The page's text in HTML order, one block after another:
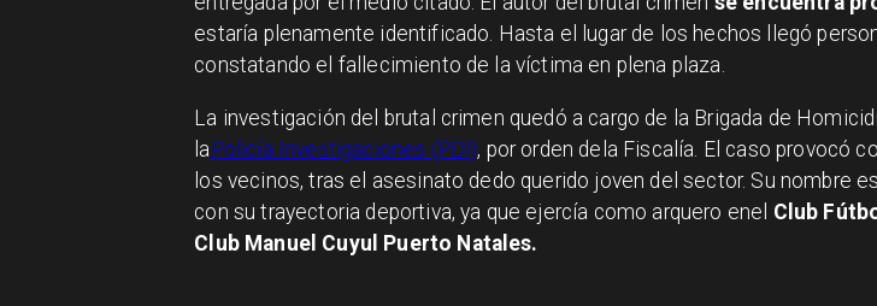
estaría plenamente identificado. Hasta el lugar de los hechos llegó
constatando el fallecimiento de la víctima en plena plaza.
La investigación del brutal crimen quedó a cargo de la Brigada de
la Policía Investigaciones (PDI), por orden dela Fiscalía. El caso provocó
los vecinos, tras el asesinato dedo querido joven del sector. Su nombre
con su trayectoria deportiva, ya que ejercía como arquero enel Club
Club Manuel Cuyul Puerto Natales.